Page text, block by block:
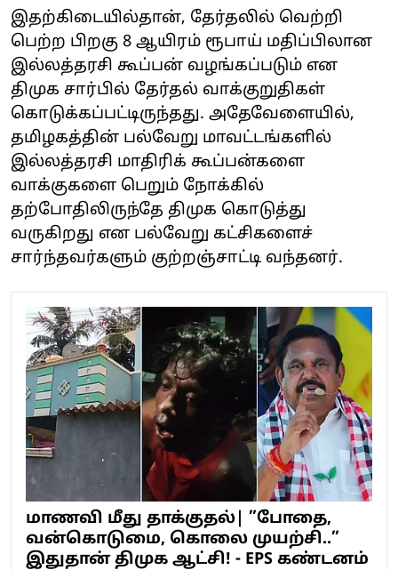
இதற்கிடையில்தான், தேர்தலில் வெற்றி
பெற்ற பிறகு 8 ஆயிரம் ரூபாய் மதிப்பிலான
இல்லத்தரசி கூப்பன் வழங்கப்படும் என
திமுக சார்பில் தேர்தல் வாக்குறுதிகள்
கொடுக்கப்பட்டிருந்தது. அதேவேளையில்,
தமிழகத்தின் பல்வேறு மாவட்டங்களில்
இல்லத்தரசி மாதிரிக் கூப்பன்களை
வாக்குகளை பெறும் நோக்கில்
தற்போதிலிருந்தே திமுக கொடுத்து
வருகிறது என பல்வேறு கட்சிகளைச்
சார்ந்தவர்களும் குற்றஞ்சாட்டி வந்தனர்.
மாணவி மீது தாக்குதல்| ”போதை,
வன்கொடுமை, கொலை முயற்சி..”
இதுதான் திமுக ஆட்சி! - EPS கண்டனம்